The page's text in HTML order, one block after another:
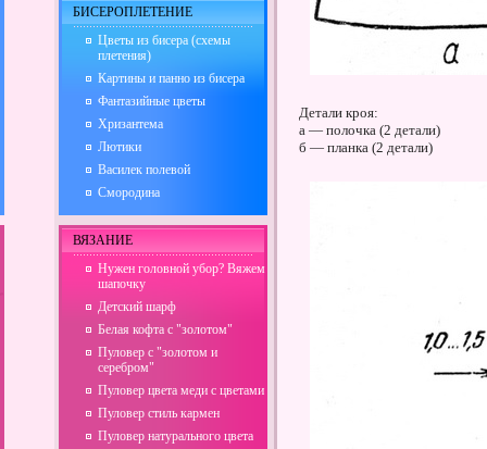
Детали кроя:
а — полочка (2 детали)
б — планка (2 детали)
БИСЕРОПЛЕТЕНИЕ
Цветы из бисера (схемы
плетения)
Картины и панно из бисера
Фантазийные цветы
Хризантема
Лютики
Василек полевой
Смородина
ВЯЗАНИЕ
Нужен головной убор? Вяжем
шапочку
Детский шарф
Белая кофта с "золотом"
Пуловер с "золотом и
серебром"
Пуловер цвета меди с цветами
Пуловер стиль кармен
Пуловер натурального цвета